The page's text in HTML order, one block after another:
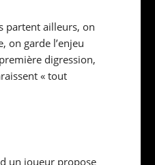
partent ailleurs, on
on garde l’enjeu
digression,
« tout
un joueur propose